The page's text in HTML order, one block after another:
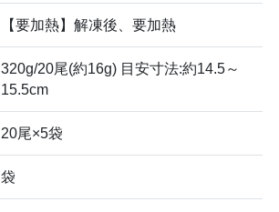
【要加熱】解凍後、要加熱
320g/20尾(約16g) 目安寸法:約14.5～
15.5cm
20尾×5袋
袋